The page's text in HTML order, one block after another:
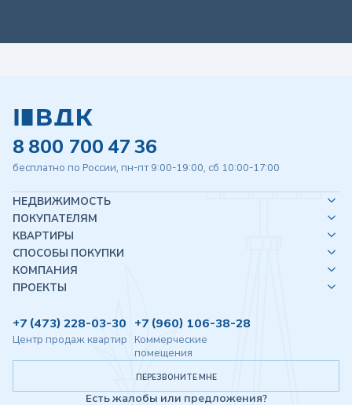
8 800 700 47 36
бесплатно по России, пн-пт 9:00-19:00, сб 10:00-17:00
НЕДВИЖИМОСТЬ
ПОКУПАТЕЛЯМ
КВАРТИРЫ
СПОСОБЫ ПОКУПКИ
КОМПАНИЯ
ПРОЕКТЫ
+7 (473) 228-03-30
Центр продаж квартир
+7 (960) 106-38-28
Коммерческие
помещения
ПЕРЕЗВОНИТЕ МНЕ
Есть жалобы или предложения?